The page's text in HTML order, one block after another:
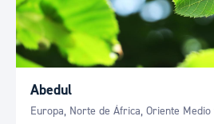
Abedul
Europa, Norte de África, Oriente